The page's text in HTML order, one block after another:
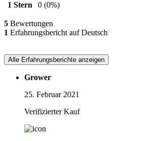
1 Stern
0 (0%)
5 Bewertungen
1 Erfahrungsbericht auf Deutsch
Alle Erfahrungsberichte anzeigen
Grower
25. Februar 2021
Verifizierter Kauf